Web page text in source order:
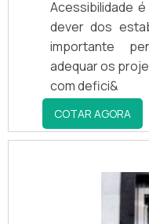
composto por
nas melhores
segmento
auxiliar com
RENOMADA
o que há de
mercado, traz
elevador
elétricos com
Acessibilidade
dever dos
importante
adequar os
com defici&
COTAR AGORA